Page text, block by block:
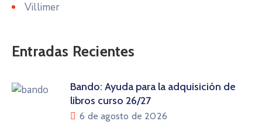
Villimer
Entradas Recientes
Bando: Ayuda para la adquisición de
libros curso 26/27
6 de agosto de 2026